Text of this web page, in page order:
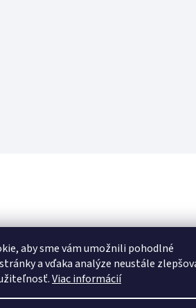
aby sme vám umožnili pohodlné
a vďaka analýze neustále
Viac informácií